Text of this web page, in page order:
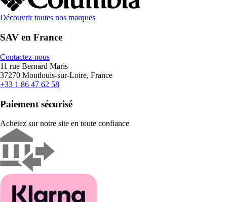
Découvrir toutes nos marques
SAV en France
Contactez-nous
11 rue Bernard Maris
37270 Montlouis-sur-Loire, France
+33 1 86 47 62 58
Paiement sécurisé
Achetez sur notre site en toute confiance